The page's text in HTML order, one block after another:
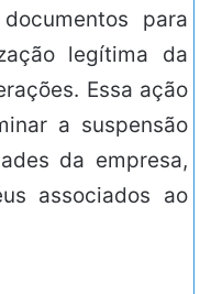
para
legítima da
Essa ação
a suspensão
da empresa,
associados ao